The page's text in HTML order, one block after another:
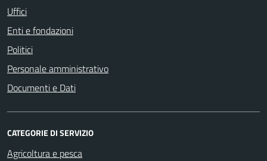
Uffici
Enti e fondazioni
Politici
Personale amministrativo
Documenti e Dati
CATEGORIE DI SERVIZIO
Agricoltura e pesca